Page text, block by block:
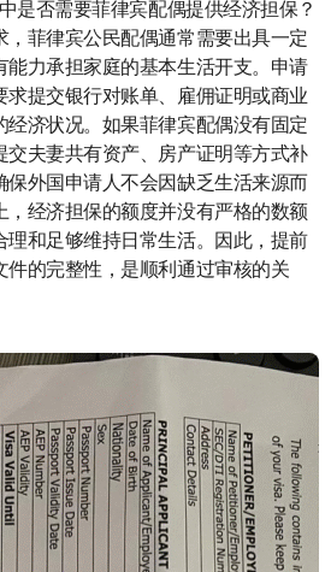
中是否需要菲律宾配偶提供经济担保？
，菲律宾公民配偶通常需要出具一定
能力承担家庭的基本生活开支。申请
求提交银行对账单、雇佣证明或商业
经济状况。如果菲律宾配偶没有固定
交夫妻共有资产、房产证明等方式补
保外国申请人不会因缺乏生活来源而
，经济担保的额度并没有严格的数额
理和足够维持日常生活。因此，提前
件的完整性，是顺利通过审核的关